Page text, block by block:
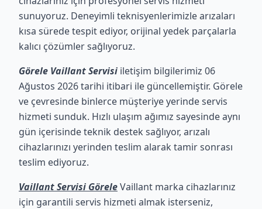
sunuyoruz. Deneyimli teknisyenlerimizle arızaları
kısa sürede tespit ediyor, orijinal yedek parçalarla
kalıcı çözümler sağlıyoruz.
Görele Vaillant Servisi iletişim bilgilerimiz 06
Ağustos 2026 tarihi itibari ile güncellemiştir. Görele
ve çevresinde binlerce müşteriye yerinde servis
hizmeti sunduk. Hızlı ulaşım ağımız sayesinde aynı
gün içerisinde teknik destek sağlıyor, arızalı
cihazlarınızı yerinden teslim alarak tamir sonrası
teslim ediyoruz.
Vaillant Servisi GöreleVaillant marka cihazlarınız
için garantili servis hizmeti almak isterseniz,